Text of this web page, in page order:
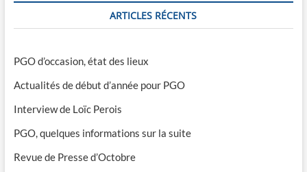
ARTICLES RÉCENTS
PGO d’occasion, état des lieux
Actualités de début d’année pour PGO
Interview de Loïc Perois
PGO, quelques informations sur la suite
Revue de Presse d’Octobre